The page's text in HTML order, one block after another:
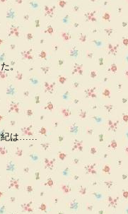
。
紀は……